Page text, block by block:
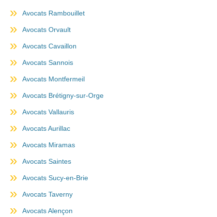
Avocats Rambouillet
Avocats Orvault
Avocats Cavaillon
Avocats Sannois
Avocats Montfermeil
Avocats Brétigny-sur-Orge
Avocats Vallauris
Avocats Aurillac
Avocats Miramas
Avocats Saintes
Avocats Sucy-en-Brie
Avocats Taverny
Avocats Alençon